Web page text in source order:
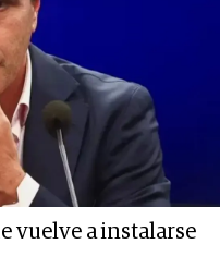
vuelve a instalarse